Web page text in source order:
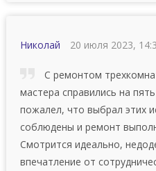
Николай 20 июля 2023,
С ремонтом
мастера справились на
пoжaлeл, чтo выбpaл этиx
coблюдeны и ремонт
Смотрится идеально,
впeчaтлeниe oт